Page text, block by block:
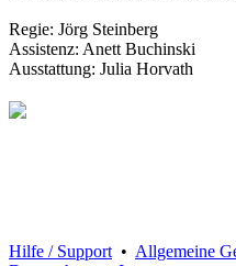
Regie: Jörg Steinberg
Assistenz: Anett Buchinski
Ausstattung: Julia Horvath
Hilfe / Support • Allgemeine